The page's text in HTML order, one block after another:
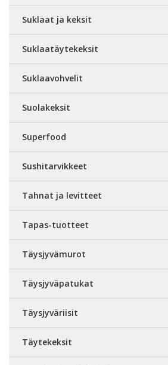
Suklaat ja keksit
Suklaatäytekeksit
Suklaavohvelit
Suolakeksit
Superfood
Sushitarvikkeet
Tahnat ja levitteet
Tapas-tuotteet
Täysjyvämurot
Täysjyväpatukat
Täysjyväriisit
Täytekeksit